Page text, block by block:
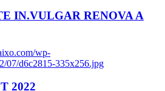
IN.VULGAR RENOVA A
wp-
07/d6c2815-335x256.jpg
2022